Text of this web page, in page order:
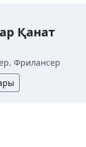
Қанат
Фрилансер